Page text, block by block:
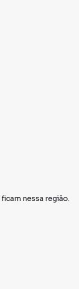
ficam nessa região.